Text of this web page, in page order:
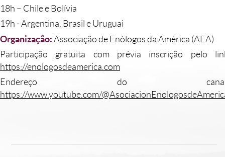
18h – Chile e Bolívia
19h - Argentina, Brasil e Uruguai
Organização: Associação de Enólogos da América (AEA)
Participação gratuita com prévia inscrição pelo
https://enologosdeamerica.com
Endereço do
https://www.youtube.com/